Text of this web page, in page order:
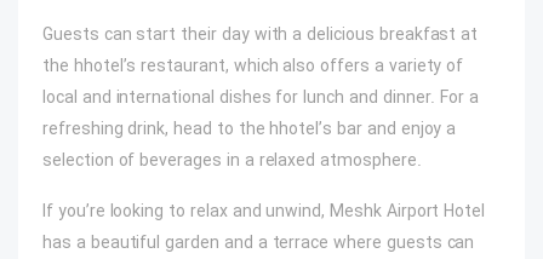
Guests can start their day with a delicious breakfast at
the hhotel’s restaurant, which also offers a variety of
local and international dishes for lunch and dinner. For a
refreshing drink, head to the hhotel’s bar and enjoy a
selection of beverages in a relaxed atmosphere.
If you’re looking to relax and unwind, Meshk Airport Hotel
has a beautiful garden and a terrace where guests can